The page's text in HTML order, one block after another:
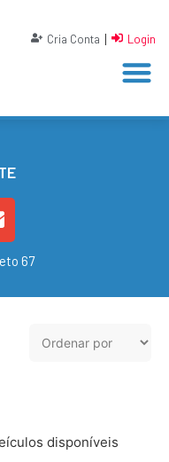
Cria Conta | Login
67
disponíveis